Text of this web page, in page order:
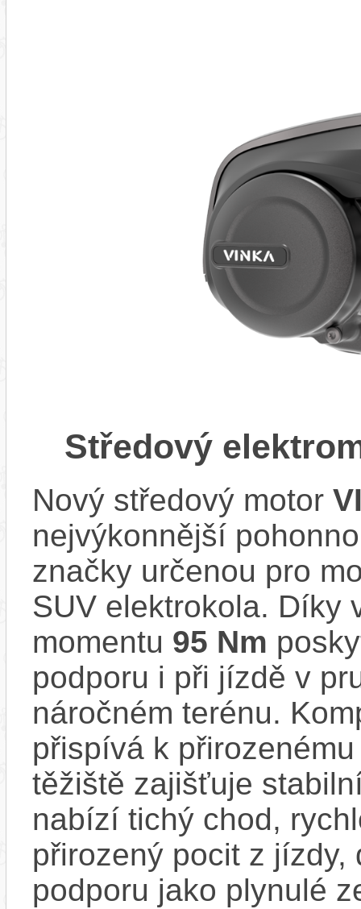
Středový
Nový středový motor
nejvýkonnější
značky určenou pro
SUV elektrokola. Díky
momentu 95 Nm
podporu i při jízdě v
náročném terénu.
přispívá k
těžiště zajišťuje
nabízí tichý chod,
přirozený pocit z
podporu jako plynulé